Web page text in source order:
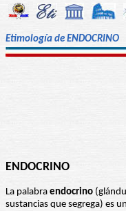
Etimología de ENDOCRINO
ENDOCRINO
La palabra endocrino
sustancias que segrega) es